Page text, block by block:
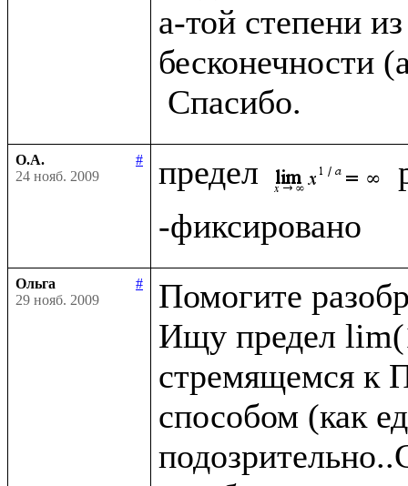
a-той степени
бесконечности
О.А.
#
24 нояб. 2009
предел
Ольга
#
29 нояб. 2009
Помогите
Ищу предел
стремящемся к
способом (как